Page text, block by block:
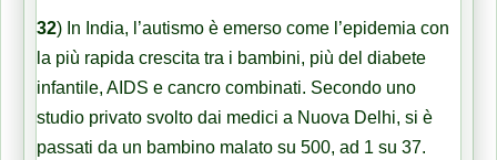
32) In India, l’autismo è emerso come l’epidemia con
la più rapida crescita tra i bambini, più del diabete
infantile, AIDS e cancro combinati. Secondo uno
studio privato svolto dai medici a Nuova Delhi, si è
passati da un bambino malato su 500, ad 1 su 37.